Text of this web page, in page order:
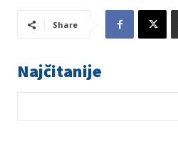
Share
Najčitanije